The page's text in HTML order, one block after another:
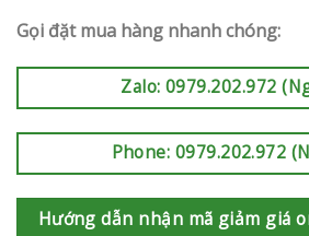
Gọi đặt mua hàng nhanh chóng:
Zalo: 0979.202.972
Phone: 0979.202.972
Hướng dẫn nhận mã giảm giá